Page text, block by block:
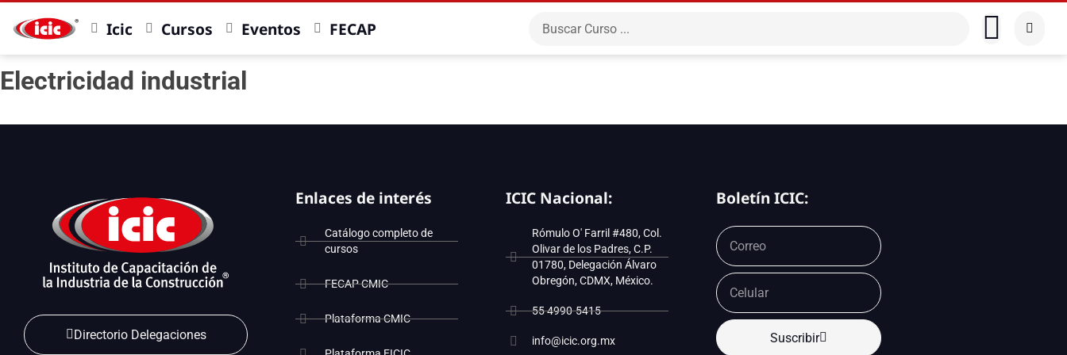
Icic Cursos Eventos FECAP
Electricidad industrial
Directorio Delegaciones
Enlaces de interés
Catálogo completo de
cursos
FECAP CMIC
Plataforma CMIC
ICIC Nacional:
Rómulo O' Farril #480, Col.
Olivar de los Padres, C.P.
01780, Delegación Álvaro
Obregón, CDMX, México.
55 4990-5415
info@icic.org.mx
Boletín ICIC:
Suscribir